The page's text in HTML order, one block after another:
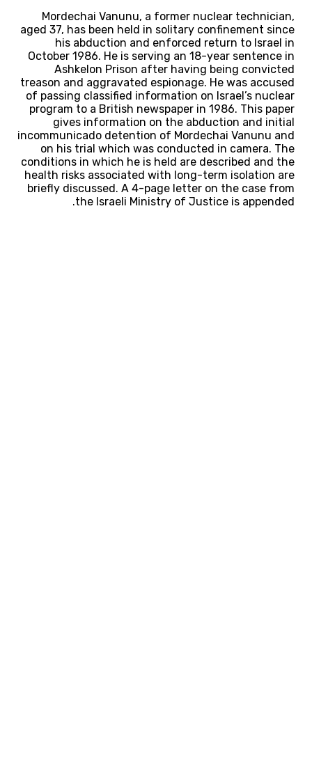
Mordechai Vanunu, a former nuclear technician,
aged 37, has been held in solitary confinement since
his abduction and enforced return to Israel in
October 1986. He is serving an 18-year sentence in
Ashkelon Prison after having being convicted
treason and aggravated espionage. He was accused
of passing classified information on Israel’s nuclear
program to a British newspaper in 1986. This paper
gives information on the abduction and initial
incommunicado detention of Mordechai Vanunu and
on his trial which was conducted in camera. The
conditions in which he is held are described and the
health risks associated with long-term isolation are
briefly discussed. A 4-page letter on the case from
the Israeli Ministry of Justice is appended.